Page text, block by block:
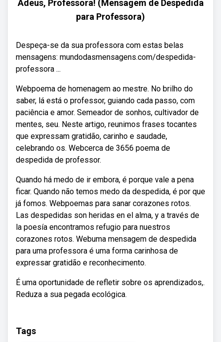
Adeus, Professora! (Mensagem de Despedida
para Professora)
Despeça-se da sua professora com estas belas
mensagens: mundodasmensagens.com/despedida-
professora ...
Webpoema de homenagem ao mestre. No brilho do
saber, lá está o professor, guiando cada passo, com
paciência e amor. Semeador de sonhos, cultivador de
mentes, seu. Neste artigo, reunimos frases tocantes
que expressam gratidão, carinho e saudade,
celebrando os. Webcerca de 3656 poema de
despedida de professor.
Quando há medo de ir embora, é porque vale a pena
ficar. Quando não temos medo da despedida, é por que
já fomos. Webpoemas para sanar corazones rotos.
Las despedidas son heridas en el alma, y a través de
la poesía encontramos refugio para nuestros
corazones rotos. Webuma mensagem de despedida
para uma professora é uma forma carinhosa de
expressar gratidão e reconhecimento.
É uma oportunidade de refletir sobre os aprendizados,.
Reduza a sua pegada ecológica.
Tags